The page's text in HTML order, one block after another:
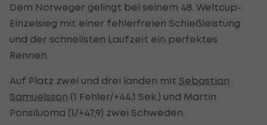
Dem Norweger gelingt bei seinem 48. Weltcup-
Einzelsieg mit einer fehlerfreien Schießleistung
und der schnellsten Laufzeit ein perfektes
Rennen.
Auf Platz zwei und drei landen mit Sebastian
Samuelsson (1 Fehler/+44,1 Sek.) und Martin
Ponsiluoma (1/+47,9) zwei Schweden.